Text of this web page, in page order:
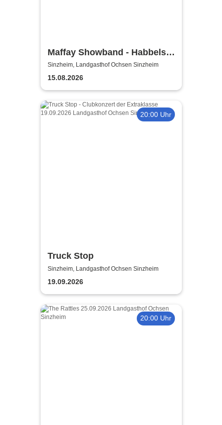
Maffay Showband - Habbels
2026 | Die größten Hits von
Peter Maffay
Sinzheim, Landgasthof Ochsen Sinzheim
15.08.2026
20:00 Uhr
Truck Stop
Sinzheim, Landgasthof Ochsen Sinzheim
19.09.2026
20:00 Uhr